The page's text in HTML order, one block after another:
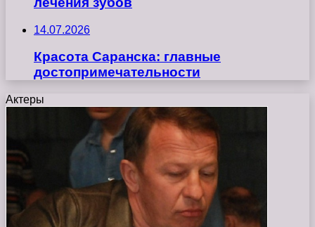
14.07.2026
Красота Саранска: главные
достопримечательности
Актеры